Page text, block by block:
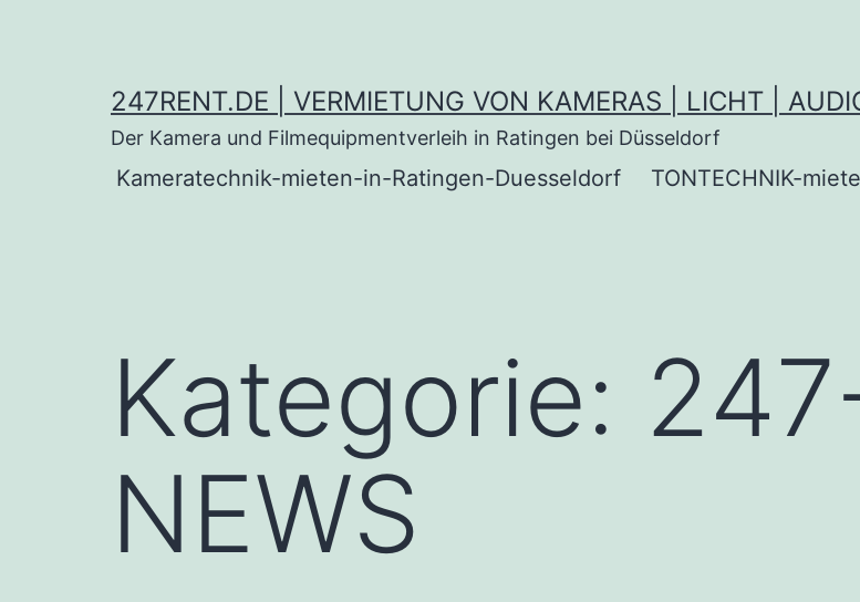
247RENT.DE | VERMIETUNG VON KAMERAS | LICHT |
Der Kamera und Filmequipmentverleih in Ratingen bei Düsseldorf
Kameratechnik-mieten-in-Ratingen-Duesseldorf TONTECHNIK-
Kategorie:
NEWS